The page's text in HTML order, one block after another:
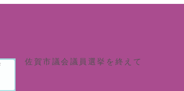
佐賀市議会議員選挙を終えて